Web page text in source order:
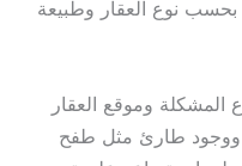
نوع العقار وطبيعة
وموقع العقار
ووجود طارئ مثل طفح